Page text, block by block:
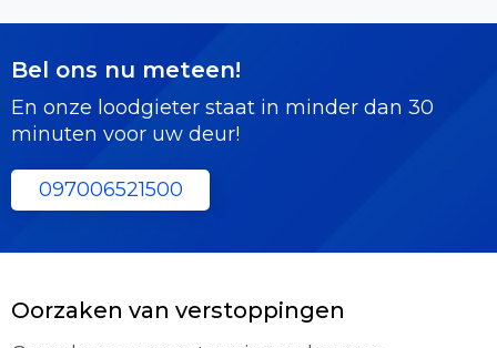
Bel ons nu meteen!
En onze loodgieter staat in minder dan 30
minuten voor uw deur!
097006521500
Oorzaken van verstoppingen